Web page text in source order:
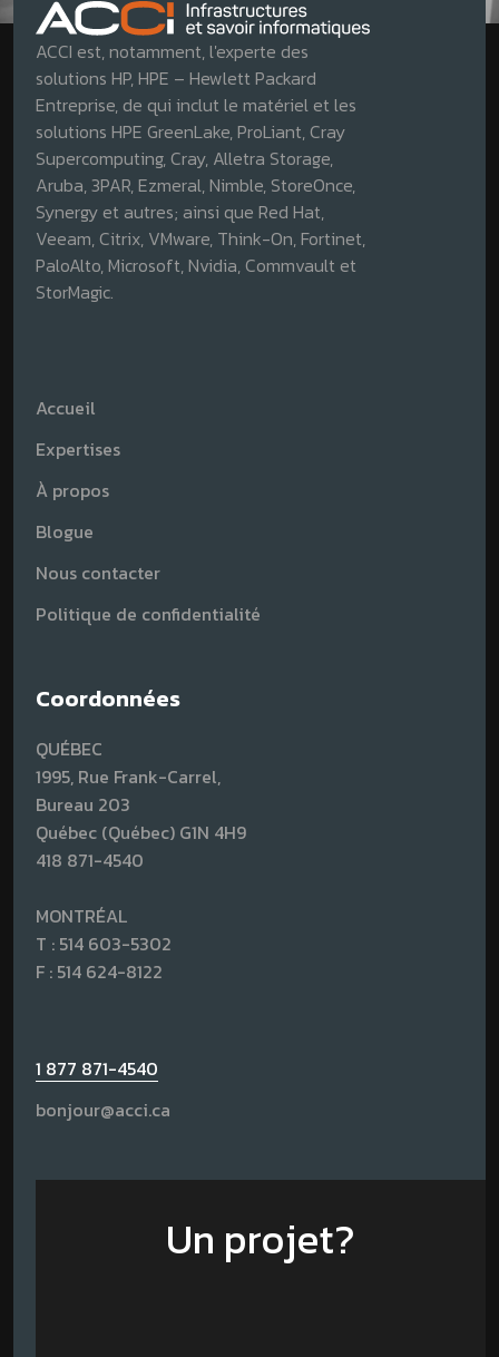
ACCI est, notamment, l'experte des
solutions HP, HPE – Hewlett Packard
Entreprise, de qui inclut le matériel et les
solutions HPE GreenLake, ProLiant, Cray
Supercomputing, Cray, Alletra Storage,
Aruba, 3PAR, Ezmeral, Nimble, StoreOnce,
Synergy et autres; ainsi que Red Hat,
Veeam, Citrix, VMware, Think-On, Fortinet,
PaloAlto, Microsoft, Nvidia, Commvault et
StorMagic.
Accueil
Expertises
À propos
Blogue
Nous contacter
Politique de confidentialité
Coordonnées
QUÉBEC
1995, Rue Frank-Carrel,
Bureau 203
Québec (Québec) G1N 4H9
418 871-4540
MONTRÉAL
T : 514 603-5302
F : 514 624-8122
1 877 871-4540
bonjour@acci.ca
Un projet?